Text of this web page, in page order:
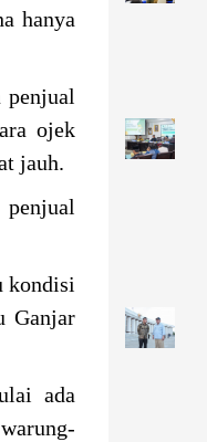
hanya
penjual
ojek
jauh.
kondisi
Ganjar
ada